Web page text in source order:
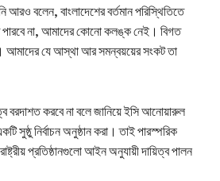
বলেন, বাংলাদেশের বর্তমান পরিস্থিতিতে
পারবে না, আমাদের কোনো কলঙ্ক নেই। বিগত
আমাদের যে আস্থা আর সমন্বয়য়ের সংকট তা
বরদাশত করবে না বলে জানিয়ে ইসি আনোয়ারুল
সুষ্ঠু নির্বাচন অনুষ্ঠান করা। তাই পারস্পরিক
প্রতিষ্ঠানগুলো আইন অনুযায়ী দায়িত্ব পালন